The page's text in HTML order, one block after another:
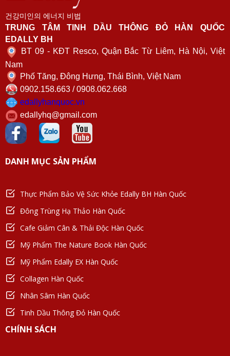
건강미인의 에너지 비법
TRUNG TÂM TINH DẦU THÔNG ĐỎ HÀN QUỐC
EDALLY BH
BT 09 - KĐT Resco, Quận Bắc Từ Liêm, Hà Nội, Việt
Nam
Phố Tăng, Đông Hưng, Thái Bình, Việt Nam
0902.158.663 / 0908.062.668
edallyhanquoc.vn
edallyhq@gmail.com
DANH MỤC SẢN PHẨM
Thực Phẩm Bảo Vệ Sức Khỏe Edally BH Hàn Quốc
Đông Trùng Hạ Thảo Hàn Quốc
Cafe Giảm Cân & Thải Độc Hàn Quốc
Mỹ Phẩm The Nature Book Hàn Quốc
Mỹ Phẩm Edally EX Hàn Quốc
Collagen Hàn Quốc
Nhân Sâm Hàn Quốc
Tinh Dầu Thông Đỏ Hàn Quốc
CHÍNH SÁCH